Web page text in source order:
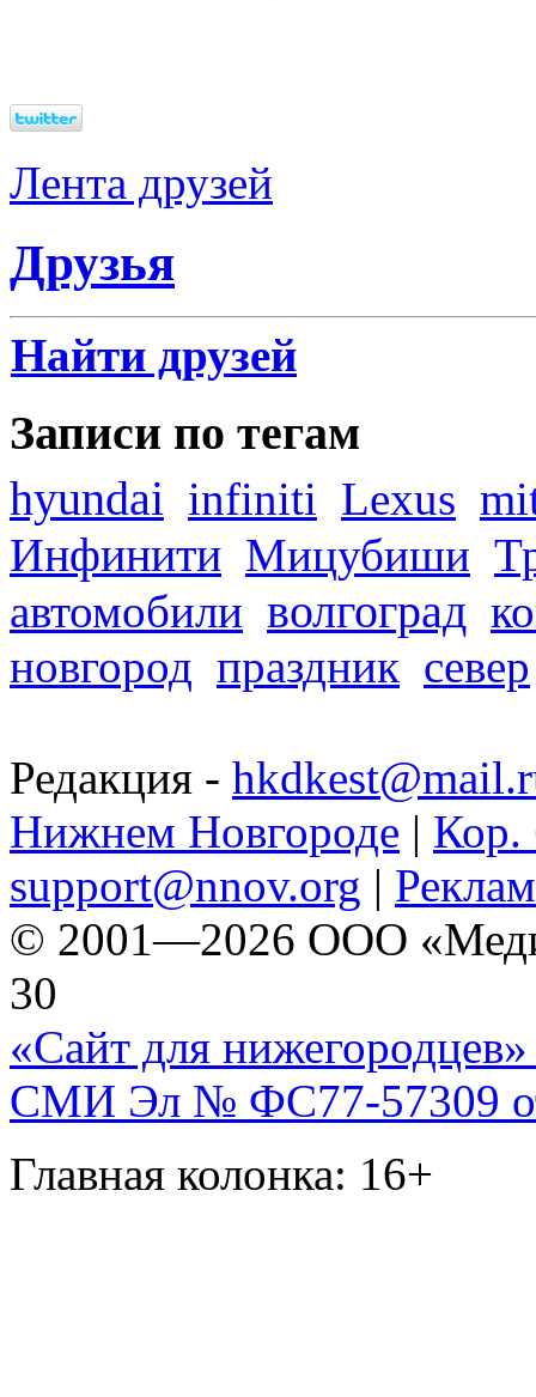
Лента друзей
Друзья
Найти друзей
Записи по тегам
hyundai infiniti Lexus
Инфинити Мицубиши
автомобили волгоград
новгород праздник север
Редакция -
Нижнем Новгороде | Кор.
support@nnov.org |
© 2001—2026 ООО
30
«Сайт для нижегородцев»
СМИ Эл № ФС77-57309
Главная колонка: 16+